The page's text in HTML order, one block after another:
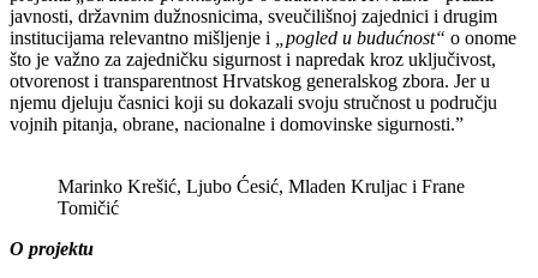
javnosti, državnim dužnosnicima, sveučilišnoj zajednici i drugim
institucijama relevantno mišljenje i
„pogled u budućnost“ o onome
što je važno za zajedničku sigurnost i napredak kroz uključivost,
otvorenost i transparentnost Hrvatskog generalskog zbora. Jer u
njemu djeluju časnici koji su dokazali svoju stručnost u području
vojnih pitanja, obrane, nacionalne i domovinske sigurnosti.”
Marinko Krešić, Ljubo Ćesić, Mladen Kruljac i Frane
Tomičić
O projektu